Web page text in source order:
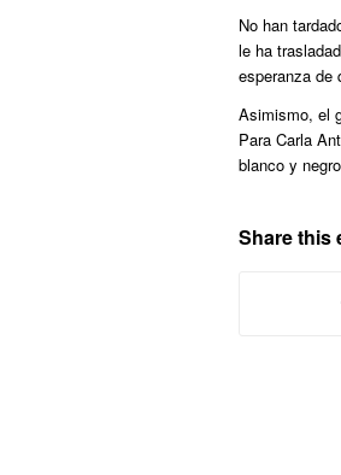
No han
le ha
esperanza de
Asimismo, el
Para Carla
blanco y
Share this